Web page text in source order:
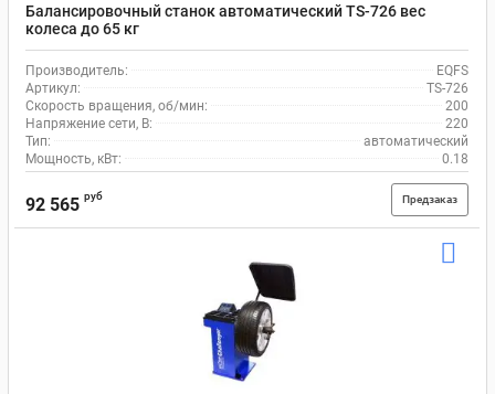
Балансировочный станок автоматический TS-726 вес
колеса до 65 кг
Производитель:
EQFS
Артикул:
TS-726
Скорость вращения, об/мин:
200
Напряжение сети, В:
220
Тип:
автоматический
Мощность, кВт:
0.18
92 565 руб Предзаказ